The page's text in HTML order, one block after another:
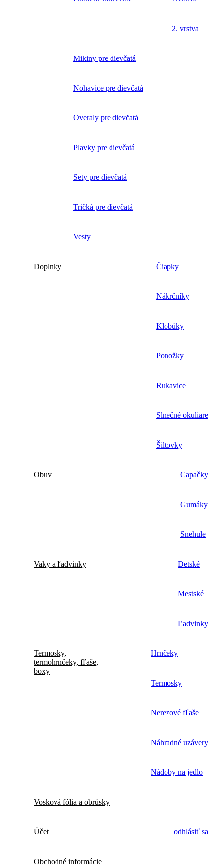
2. vrstva
Mikiny pre dievčatá
Nohavice pre dievčatá
Overaly pre dievčatá
Plavky pre dievčatá
Sety pre dievčatá
Tričká pre dievčatá
Vesty
Doplnky Čiapky
Nákrčníky
Klobúky
Ponožky
Rukavice
Slnečné okuliare
Šiltovky
Obuv Capačky
Gumáky
Snehule
Vaky a ľadvinky Detské
Mestské
Ľadvinky
Termosky,
termohrnčeky, fľaše,
boxy
Hrnčeky
Termosky
Nerezové fľaše
Náhradné uzávery
Nádoby na jedlo
Vosková fólia a obrúsky
Účet odhlásiť sa
Obchodné informácie